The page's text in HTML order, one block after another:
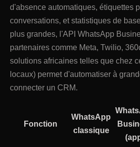
d'absence automatiques, étiquettes
conversations, et statistiques de
plus grandes, l'API WhatsApp
partenaires comme Meta, Twilio,
solutions africaines telles que chez
locaux) permet d'automatiser à
connecter un CRM.
Fonction
WhatsApp
classique